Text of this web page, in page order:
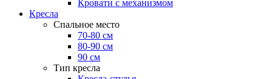
Кровати с механизмом
Кресла
Спальное место
70-80 см
80-90 см
90 см
Тип кресла